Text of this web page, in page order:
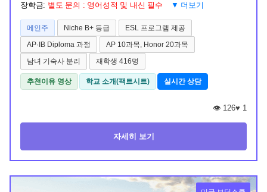
장학금: 별도 문의 : 영어성적 및 내신 필수 ▼ 더보기
메인주 Niche B+ 등급
ESL 프로그램 제공
AP·IB Diploma 과정
AP 10과목, Honor 20과목
남녀 기숙사 분리
재학생 416명
추천이유 영상 학교 소개(팩트시트) 실시간 상담
👁️ 126♥ 1
자세히 보기